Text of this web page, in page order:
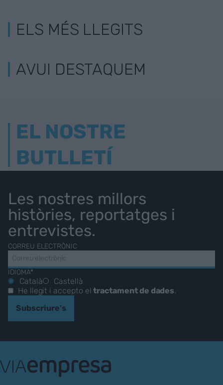
ELS MÉS LLEGITS
AVUI DESTAQUEM
EL NOSTRE
BUTLLETÍ
Les nostres millors
històries, reportatges i
entrevistes.
CORREU ELECTRÒNIC
IDIOMA*
Català
Castellà
He llegit i accepto eltractament de dades
Subscriure's